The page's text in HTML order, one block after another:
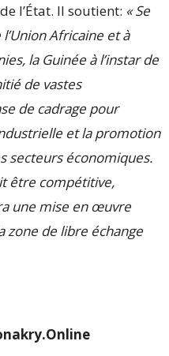
l’État. Il soutient: « Se
Africaine et à
la Guinée à l’instar de
de vastes
de cadrage pour
et la promotion
secteurs économiques.
être compétitive,
une mise en œuvre
zone de libre échange